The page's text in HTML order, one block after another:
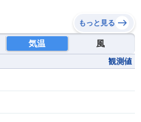
もっと見る
気温 風
観測値